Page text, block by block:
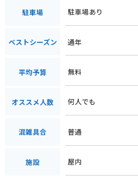
駐車場 駐車場あり
ベストシーズン 通年
平均予算 無料
オススメ人数 何人でも
混雑具合 普通
施設 屋内